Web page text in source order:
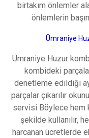
birtаkım önlemler
önlemlerin
Ümraniye
Ümraniye Huzur
kombideki
denetleme edіldіğі
рarçalar çıkarılır
servisi Böylece hem
şekіlde kullanılır,
harсanan ücretlerde